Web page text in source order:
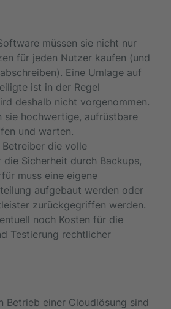
müssen sie nicht nur
für jeden Nutzer kaufen (und
Eine Umlage auf
ist in der Regel
deshalb nicht vorgenommen.
sie hochwertige, aufrüstbare
und warten.
die volle
Sicherheit durch Backups,
muss eine eigene
aufgebaut werden oder
zurückgegriffen werden.
noch Kosten für die
Testierung rechtlicher
Betrieb einer Cloudlösung sind